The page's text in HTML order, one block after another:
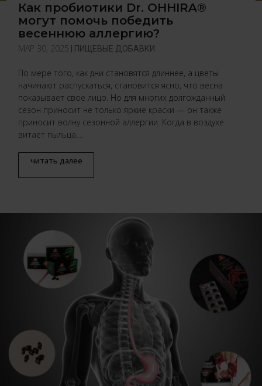
Как пробиотики Dr. OHHIRA®
могут помочь победить
весеннюю аллергию?
МАР 30, 2025 ПИЩЕВЫЕ ДОБАВКИ
По мере того, как дни становятся длиннее, а цветы
начинают распускаться, становится ясно, что весна
показывает свое лицо. Но для многих долгожданный
сезон приносит не только яркие краски — он также
приносит волну сезонной аллергии. Когда в воздухе
витает пыльца,...
читать далее